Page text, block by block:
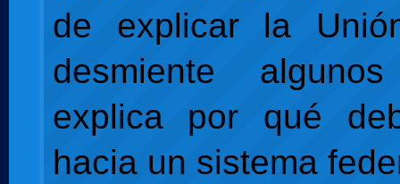
de explicar la
desmiente
explica por qué
hacia un sistema